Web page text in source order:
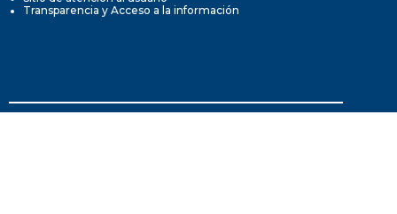
Transparencia y Acceso a la información